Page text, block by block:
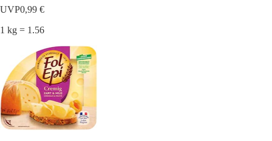
UVP0,99 €
1 kg = 1.56